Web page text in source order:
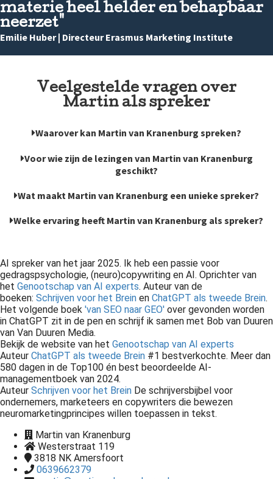
materie heel helder en behapbaar
neerzet"
Emilie Huber | Directeur Erasmus Marketing Institute
Veelgestelde vragen over
Martin als spreker
Waarover kan Martin van Kranenburg spreken?
Voor wie zijn de lezingen van Martin van Kranenburg
geschikt?
Wat maakt Martin van Kranenburg een unieke spreker?
Welke ervaring heeft Martin van Kranenburg als spreker?
AI spreker van het jaar 2025. Ik heb een passie voor
gedragspsychologie, (neuro)copywriting en AI. Oprichter van
het Genootschap van AI experts. Auteur van de
boeken: Schrijven voor het Brein en ChatGPT als tweede Brein.
Het volgende boek 'van SEO naar GEO' over gevonden worden
in ChatGPT zit in de pen en schrijf ik samen met Bob van Duuren
van Van Duuren Media.
Bekijk de website van het Genootschap van AI experts
Auteur ChatGPT als tweede Brein #1 bestverkochte. Meer dan
580 dagen in de Top100 én best beoordeelde AI-
managementboek van 2024.
Auteur Schrijven voor het Brein De schrijversbijbel voor
ondernemers, marketeers en copywriters die bewezen
neuromarketingprincipes willen toepassen in tekst.
Martin van Kranenburg
Westerstraat 119
3818 NK Amersfoort
0639662379